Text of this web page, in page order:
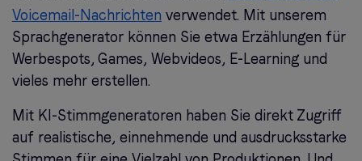
Voicemail-Nachrichten verwendet. Mit unserem
Sprachgenerator können Sie etwa Erzählungen für
Werbespots, Games, Webvideos, E-Learning und
vieles mehr erstellen.
Mit KI-Stimmgeneratoren haben Sie direkt Zugriff
auf realistische, einnehmende und ausdrucksstarke